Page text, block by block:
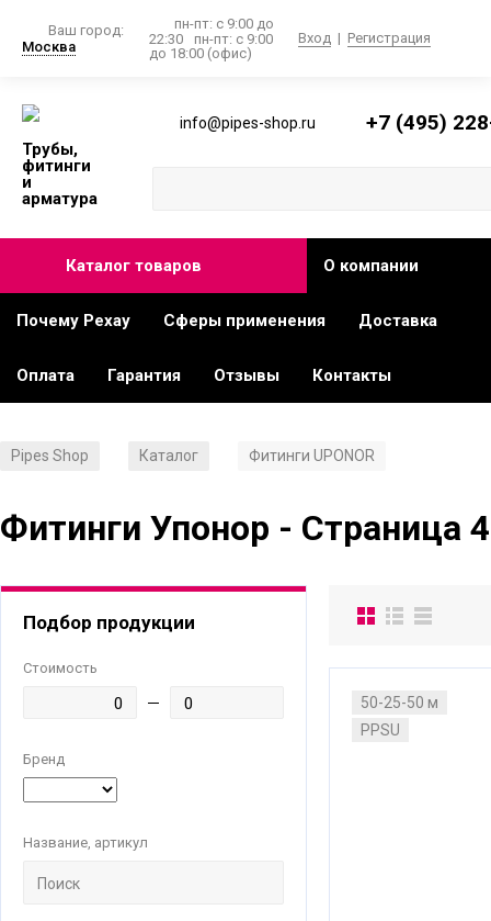
Ваш город:
Москва
пн-пт: с 9:00 до
22:30
пн-пт: с 9:00
до 18:00 (офис)
Вход | Регистрация
Трубы,
фитинги
и
арматура
info@pipes-shop.ru +7 (495)
Каталог товаров О компании
Почему Рехау Сферы применения Доставка
Оплата Гарантия Отзывы Контакты
Pipes Shop Каталог Фитинги UPONOR
Фитинги Упонор - Страница 4
Подбор продукции
Стоимость
Бренд
Название, артикул
50-25-50 м
PPSU